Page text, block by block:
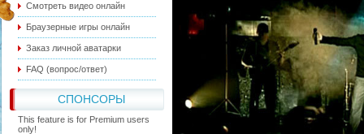
Смотреть видео онлайн
Браузерные игры онлайн
Заказ личной аватарки
FAQ (вопрос/ответ)
СПОНСОРЫ
This feature is for Premium users
only!